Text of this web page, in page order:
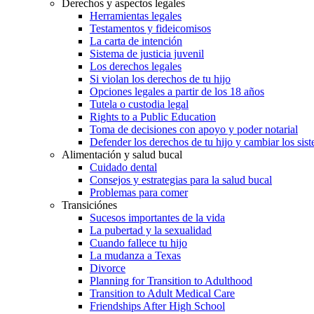
Derechos y aspectos legales
Herramientas legales
Testamentos y fideicomisos
La carta de intención
Sistema de justicia juvenil
Los derechos legales
Si violan los derechos de tu hijo
Opciones legales a partir de los 18 años
Tutela o custodia legal
Rights to a Public Education
Toma de decisiones con apoyo y poder notarial
Defender los derechos de tu hijo y cambiar los
Alimentación y salud bucal
Cuidado dental
Consejos y estrategias para la salud bucal
Problemas para comer
Transiciónes
Sucesos importantes de la vida
La pubertad y la sexualidad
Cuando fallece tu hijo
La mudanza a Texas
Divorce
Planning for Transition to Adulthood
Transition to Adult Medical Care
Friendships After High School